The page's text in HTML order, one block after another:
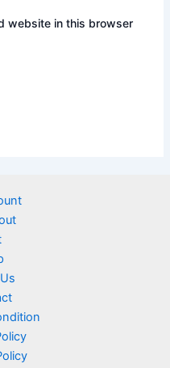
website in this browser